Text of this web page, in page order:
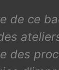
de ce
des